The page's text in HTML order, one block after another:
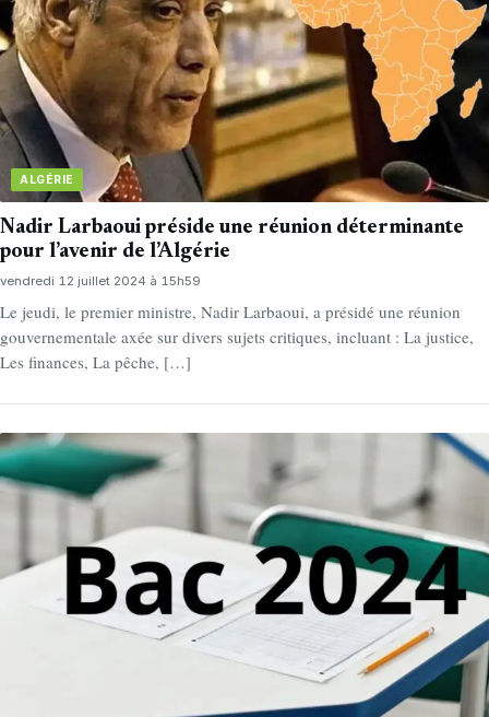
ALGÉRIE
Nadir Larbaoui préside une réunion déterminante
pour l’avenir de l’Algérie
vendredi 12 juillet 2024 à 15h59
Le jeudi, le premier ministre, Nadir Larbaoui, a présidé une réunion
gouvernementale axée sur divers sujets critiques, incluant : La justice,
Les finances, La pêche, […]